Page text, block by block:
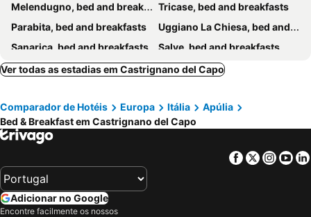
Melendugno, bed and breakfasts
Tricase, bed and breakfasts
Parabita, bed and breakfasts
Uggiano La Chiesa, bed and breakfasts
Sanarica, bed and breakfasts
Salve, bed and breakfasts
Morciano di Leuca, bed and breakfasts
Alliste, bed and breakfasts
Racale, bed and breakfasts
Santa Maria di Leuca, bed and breakfasts
Alezio, bed and breakfasts
Casarano, bed and breakfasts
Patù, bed and breakfasts
Martano, bed and breakfasts
Maglie, bed and breakfasts
Gagliano del Capo, bed and breakfasts
Matino, bed and breakfasts
Ver todas as estadias em Castrignano del Capo
Comparador de Hotéis Europa Itália
Apúlia
Bed & Breakfast em Castrignano del Capo
Facebook
Twitter
Adicionar no Google
Encontre facilmente os nossos